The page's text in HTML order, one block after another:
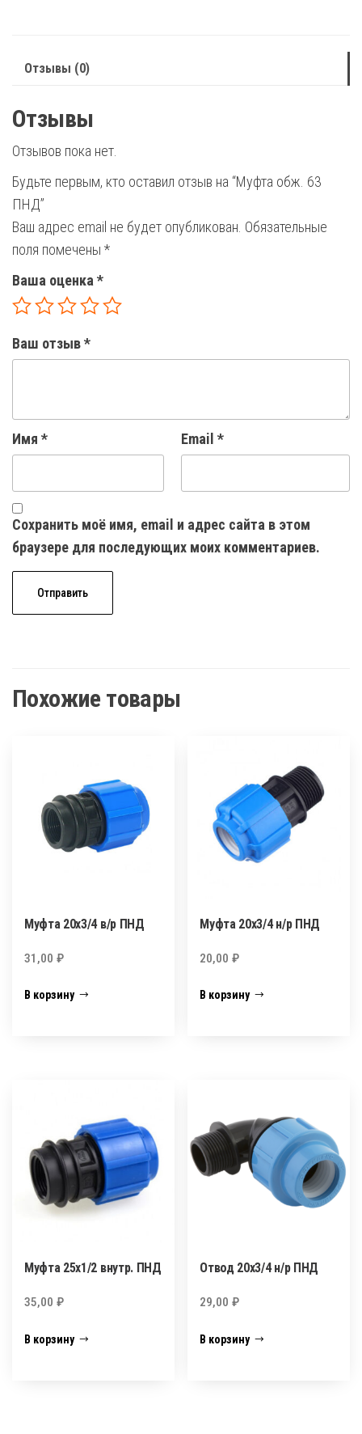
Отзывы (0)
Отзывы
Отзывов пока нет.
Будьте первым, кто оставил отзыв на “Муфта обж. 63
ПНД”
Ваш адрес email не будет опубликован. Обязательные
поля помечены *
Ваша оценка *
Ваш отзыв*
Имя * Email *
Сохранить моё имя, email и адрес сайта в этом
браузере для последующих моих комментариев.
Похожие товары
Муфта 20х3/4 в/р ПНД
31,00 ₽
В корзину
Муфта 20х3/4 н/р ПНД
20,00₽
В корзину
Муфта 25х1/2 внутр. ПНД
35,00 ₽
В корзину
Отвод 20х3/4 н/р ПНД
29,00₽
В корзину